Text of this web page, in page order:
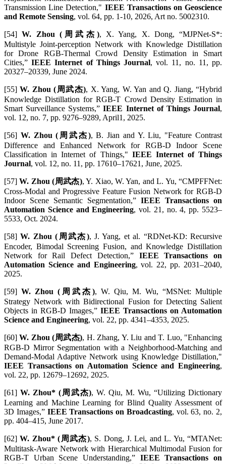
Transmission Line Detection," IEEE Transactions on Geoscience
and Remote Sensing, vol. 64, pp. 1-10, 2026, Art no. 5002310.
[54]W. Zhou (周武杰), X. Yang, X. Dong, “MJPNet-S*:
Multistyle Joint-perception Network with Knowledge Distillation
for Drone RGB-Thermal Crowd Density Estimation in Smart
Cities,” IEEE Internet of Things Journal, vol. 11, no. 11, pp.
20327–20339, June 2024.
[55]W. Zhou (周武杰), X. Yang, W. Yan and Q. Jiang, “Hybrid
Knowledge Distillation for RGB-T Crowd Density Estimation in
Smart Surveillance Systems,”IEEE Internet of Things Journal,
vol. 12, no. 7, pp. 9276–9289, April1, 2025.
[56] W. Zhou (周武杰), B. Jian and Y. Liu, "Feature Contrast
Difference and Enhanced Network for RGB-D Indoor Scene
Classification in Internet of Things," IEEE Internet of Things
Journal, vol. 12, no. 11, pp. 17610–17621, June, 2025.
[57] W. Zhou (周武杰), Y. Xiao, W. Yan, and L. Yu, “CMPFFNet:
Cross-Modal and Progressive Feature Fusion Network for RGB-D
Indoor Scene Semantic Segmentation,” IEEE Transactions on
Automation Science and Engineering, vol. 21, no. 4, pp. 5523–
5533, Oct. 2024.
[58]W. Zhou (周武杰), J. Yang, et al. “RDNet-KD: Recursive
Encoder, Bimodal Screening Fusion, and Knowledge Distillation
Network for Rail Defect Detection,”IEEE Transactions on
Automation Science and Engineering, vol. 22, pp. 2031–2040,
2025.
[59] W. Zhou (周武杰), W. Qiu, M. Wu, “MSNet: Multiple
Strategy Network with Bidirectional Fusion for Detecting Salient
Objects in RGB-D Images,” IEEE Transactions on Automation
Science and Engineering, vol. 22, pp. 4341–4353, 2025.
[60]W. Zhou (周武杰), H. Zhang, Y. Liu and T. Luo, "Enhancing
RGB-D Mirror Segmentation with a Neighborhood-Matching and
Demand-Modal Adaptive Network using Knowledge Distillation,"
IEEE Transactions on Automation Science and Engineering,
vol. 22, pp. 12679–12692, 2025.
[61] W. Zhou* (周武杰), W. Qiu, M. Wu, “Utilizing Dictionary
Learning and Machine Learning for Blind Quality Assessment of
3D Images,” IEEE Transactions on Broadcasting, vol. 63, no. 2,
pp. 404–415, June 2017.
[62]W. Zhou* (周武杰), S. Dong, J. Lei, and L. Yu, “MTANet:
Multitask-Aware Network with Hierarchical Multimodal Fusion for
RGB-T Urban Scene Understanding,” IEEE Transactions on